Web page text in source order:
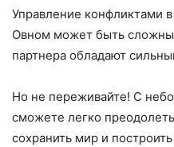
Управление конфликтами
Овном может быть
партнера обладают
Но не переживайте! С
сможете легко
сохранить мир и